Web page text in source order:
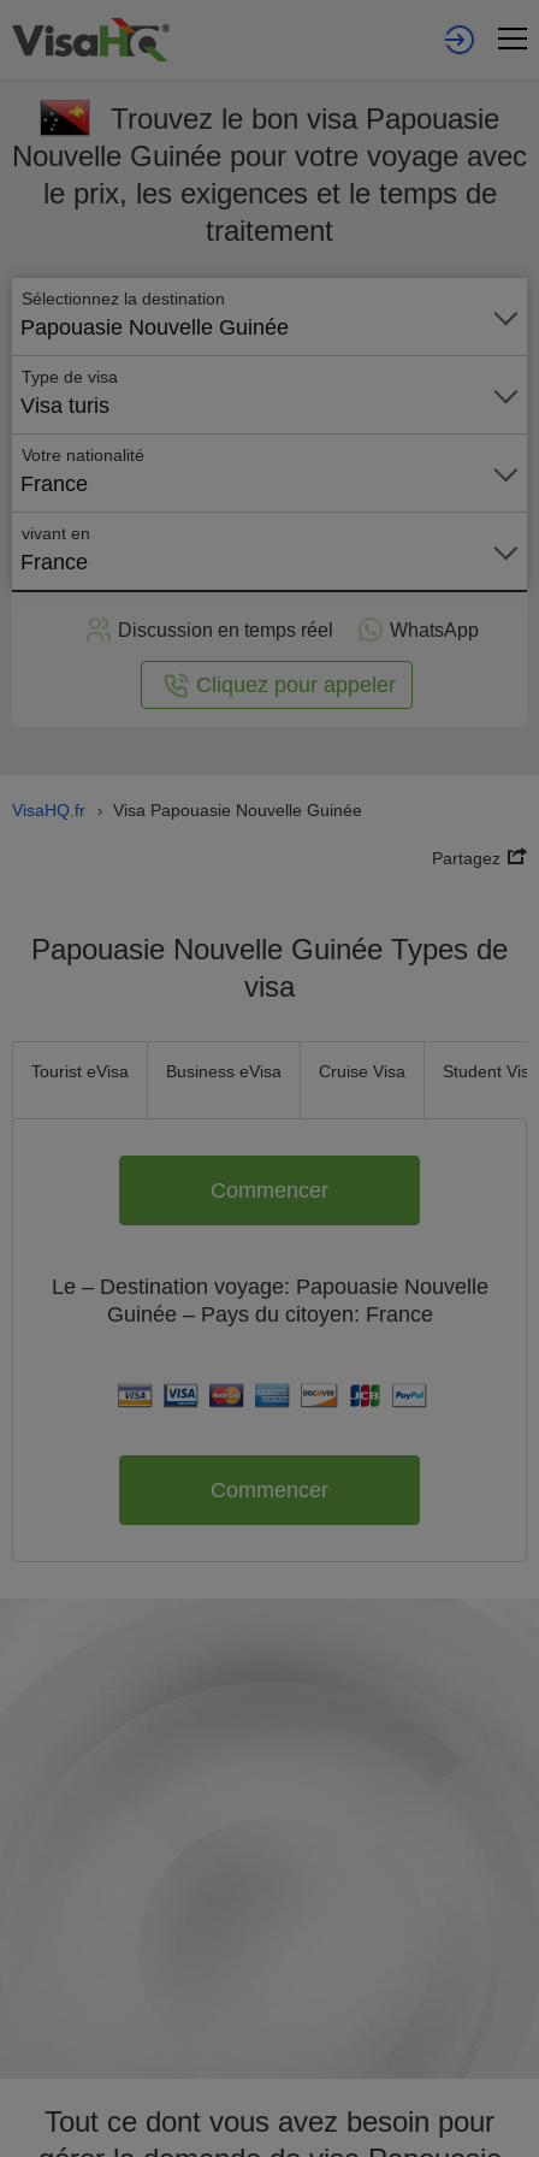
Trouvez le bon visa Papouasie
Nouvelle Guinée pour votre voyage avec
le prix, les exigences et le temps de
traitement
Sélectionnez la destination
Papouasie Nouvelle Guinée
Type de visa
Visa turis
Votre nationalité
France
vivant en
France
Discussion en temps réel WhatsApp
Cliquez pour appeler
VisaHQ.fr › Visa Papouasie Nouvelle Guinée
Partagez
Papouasie Nouvelle Guinée Types de
visa
Tourist eVisa Business eVisa Cruise Visa Student Visa
Commencer
Le – Destination voyage: Papouasie Nouvelle
Guinée – Pays du citoyen: France
Commencer
Tout ce dont vous avez besoin pour